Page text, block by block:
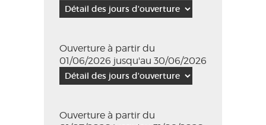
Ouverture à partir du
01/06/2026 jusqu'au 30/06/2026
Ouverture à partir du